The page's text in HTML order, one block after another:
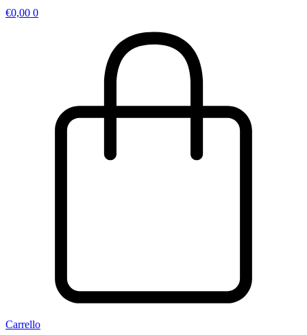
€0,00 0
Carrello